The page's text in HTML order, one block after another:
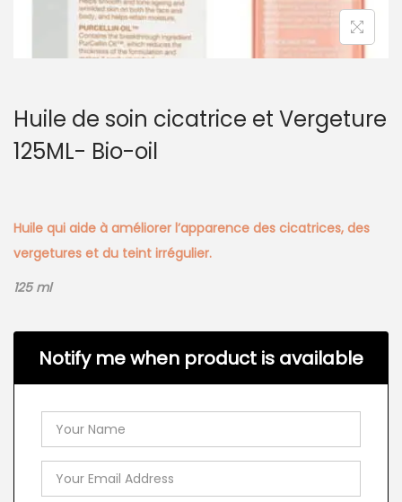
Huile de soin cicatrice et Vergeture
125ML- Bio-oil
Huile qui aide à améliorer l’apparence des cicatrices, des
vergetures et du teint irrégulier.
125 ml
Notify me when product is available